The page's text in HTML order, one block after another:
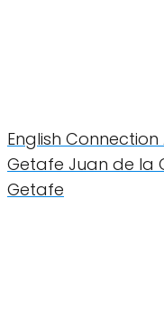
English
Getafe Juan de la
Getafe